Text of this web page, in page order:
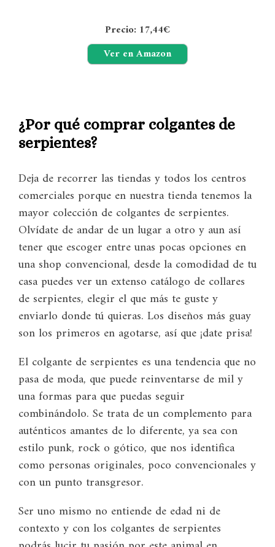
Precio: 17,44€
Ver en Amazon
¿Por qué comprar colgantes de
serpientes?
Deja de recorrer las tiendas y todos los centros
comerciales porque en nuestra tienda tenemos la
mayor colección de colgantes de serpientes.
Olvídate de andar de un lugar a otro y aun así
tener que escoger entre unas pocas opciones en
una shop convencional, desde la comodidad de tu
casa puedes ver un extenso catálogo de collares
de serpientes, elegir el que más te guste y
enviarlo donde tú quieras. Los diseños más guay
son los primeros en agotarse, así que ¡date prisa!
El colgante de serpientes es una tendencia que no
pasa de moda, que puede reinventarse de mil y
una formas para que puedas seguir
combinándolo. Se trata de un complemento para
auténticos amantes de lo diferente, ya sea con
estilo punk, rock o gótico, que nos identifica
como personas originales, poco convencionales y
con un punto transgresor.
Ser uno mismo no entiende de edad ni de
contexto y con los colgantes de serpientes